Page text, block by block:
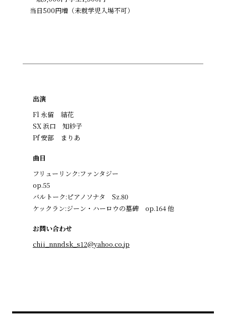
当日500円増（未就学児入場不可）
出演
Fl 永留 結花
SX 浜口 知紗子
Pf 安部 まりあ
曲目
フリューリンク:ファンタジー
op.55
バルトーク:ピアノソナタ Sz.80
ケックラン:ジーン・ハーロウの墓碑 op.164 他
お問い合わせ
chii_nnndsk_s12@yahoo.co.jp